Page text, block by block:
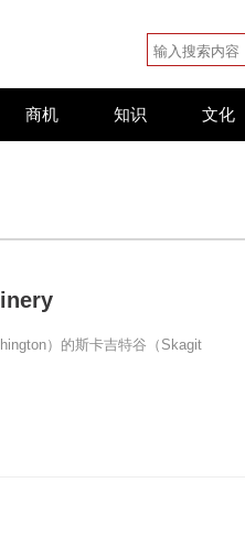
商机 知识 文化
）的斯卡吉特谷（Skagit